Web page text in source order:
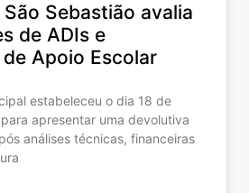
Sebastião avalia
de ADIs e
Apoio Escolar
estabeleceu o dia 18 de
apresentar uma devolutiva
análises técnicas, financeiras